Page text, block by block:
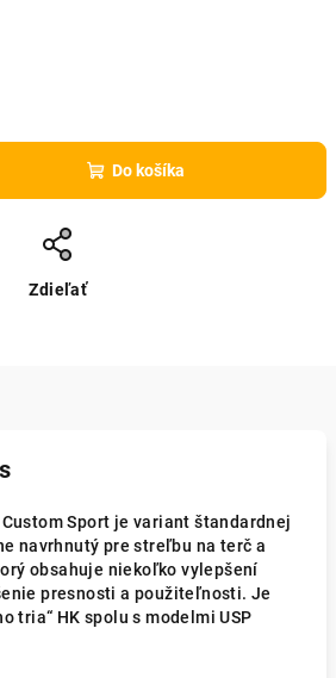
Do košíka
Zdieľať
Custom Sport je variant štandardnej
navrhnutý pre streľbu na terč a
obsahuje niekoľko vylepšení
presnosti a použiteľnosti. Je
tria“ HK spolu s modelmi USP